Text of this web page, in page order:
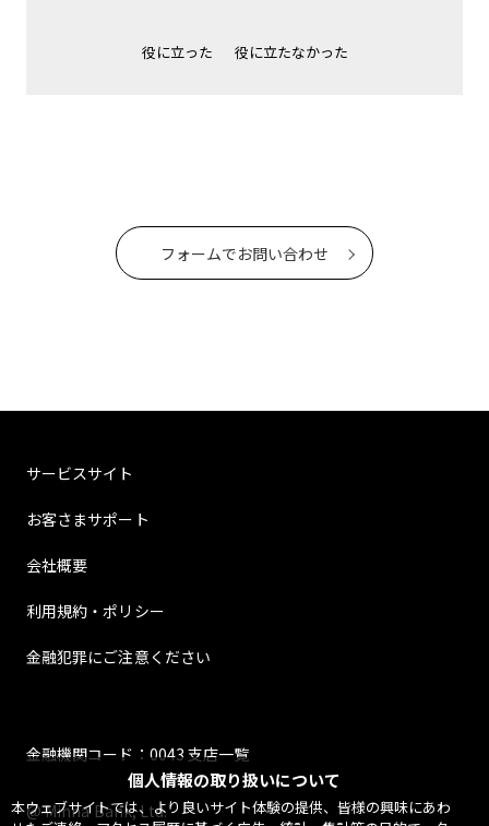
個人情報の取り扱いについて
本ウェブサイトでは、より良いサイト体験の提供、皆様の興味にあわ
役に立った 役に立たなかった
フォームでお問い合わせ
サービスサイト
お客さまサポート
会社概要
利用規約・ポリシー
金融犯罪にご注意ください
金融機関コード：0043 支店一覧
@ Minna Bank, Ltd.